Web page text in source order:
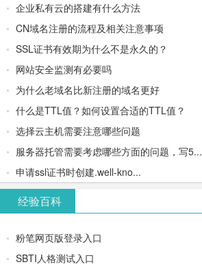
企业私有云的搭建有什么方法
CN域名注册的流程及相关注意事项
SSL证书有效期为什么不是永久的？
网站安全监测有必要吗
为什么老域名比新注册的域名更好
什么是TTL值？如何设置合适的TTL值？
选择云主机需要注意哪些问题
服务器托管需要考虑哪些方面的问题，写5...
申请ssl证书时创建.well-kno...
经验百科
粉笔网页版登录入口
SBTI人格测试入口